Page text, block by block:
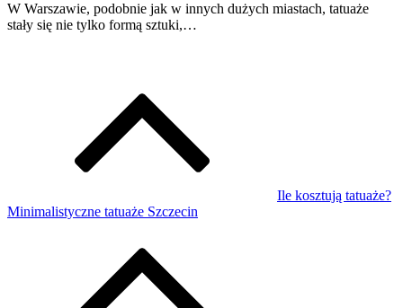
W Warszawie, podobnie jak w innych dużych miastach, tatuaże
stały się nie tylko formą sztuki,…
Ile kosztują tatuaże?
Minimalistyczne tatuaże Szczecin